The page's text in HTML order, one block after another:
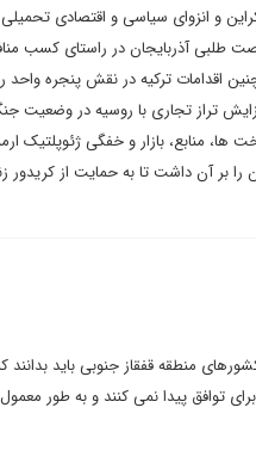
و انزوای سیاسی و اقتصادی
طلبی آذربایجان در راستای کسب
اقدامات ترکیه در نقش پنجره واحد
تراز تجاری با روسیه در وضعیت
ها، منابع، بازار و خفگی ژئوپلتیک
بر آن داشت تا به حمایت از کریدور
منطقه قفقاز جنوبی باید بدانند
سخت راهی برای توافق پیدا نمی کنند و به طور